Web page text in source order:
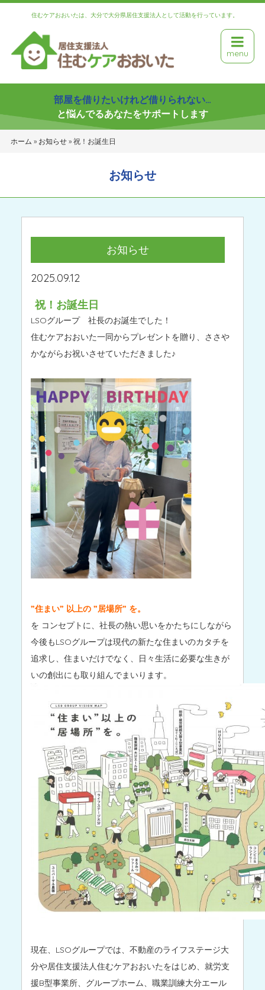
住むケアおおいたは、大分で大分県居住支援法人として活動を行っています。
menu
部屋を借りたいけれど借りられない…
と悩んでるあなたをサポートします
ホーム » お知らせ» 祝！お誕生日
お知らせ
お知らせ
2025.09.12
祝！お誕生日
LSOグループ 社長のお誕生でした！
住むケアおおいた一同からプレゼントを贈り、ささや
かながらお祝いさせていただきました♪
”住まい” 以上の ”居場所” を。
を コンセプトに、社長の熱い思いをかたちにしながら
今後もLSOグループは現代の新たな住まいのカタチを
追求し、住まいだけでなく、日々生活に必要な生きが
いの創出にも取り組んでまいります。
現在、LSOグループでは、不動産のライフステージ大
分や居住支援法人住むケアおおいたをはじめ、就労支
援B型事業所、グループホーム、職業訓練大分エール